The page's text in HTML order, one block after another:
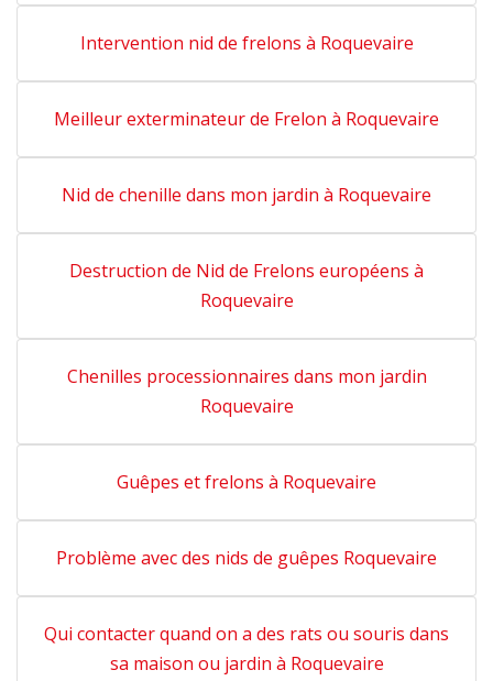
Intervention nid de frelons à Roquevaire
Meilleur exterminateur de Frelon à Roquevaire
Nid de chenille dans mon jardin à Roquevaire
Destruction de Nid de Frelons européens à
Roquevaire
Chenilles processionnaires dans mon jardin
Roquevaire
Guêpes et frelons à Roquevaire
Problème avec des nids de guêpes Roquevaire
Qui contacter quand on a des rats ou souris dans
sa maison ou jardin à Roquevaire